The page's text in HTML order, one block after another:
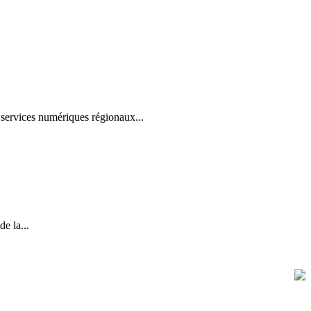
numériques régionaux...
la...